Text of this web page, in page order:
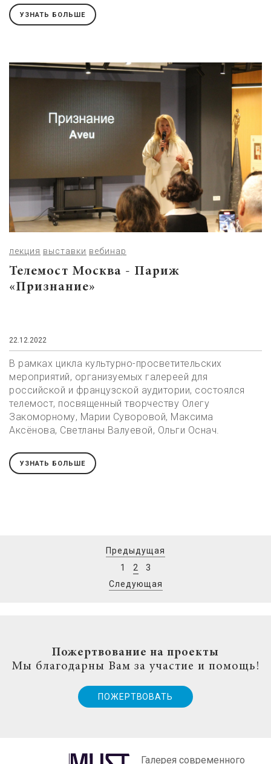
УЗНАТЬ БОЛЬШЕ
Телемост Москва - Париж
«Признание»
лекция выставки вебинар
22.12.2022
В рамках цикла культурно-просветительских
мероприятий, организуемых галереей для
российской и французской аудитории, состоялся
телемост, посвященный творчеству Олегу
Закоморному, Марии Суворовой, Максима
Аксёнова, Светланы Валуевой, Ольги Оснач.
УЗНАТЬ БОЛЬШЕ
Предыдущая
1
2
3
Следующая
Пожертвование на проекты
Мы благодарны Вам за участие и помощь!
ПОЖЕРТВОВАТЬ
Галерея современного